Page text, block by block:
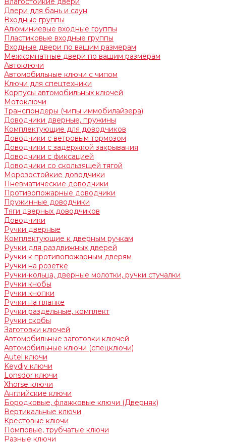
Двери для бань и саун
Входные группы
Алюминиевые входные группы
Пластиковые входные группы
Входные двери по вашим размерам
Межкомнатные двери по вашим размерам
Автоключи
Автомобильные ключи с чипом
Ключи для спецтехники
Корпусы автомобильных ключей
Мотоключи
Транспондеры (чипы иммобилайзера)
Доводчики дверные, пружины
Комплектующие для доводчиков
Доводчики с ветровым тормозом
Доводчики с задержкой закрывания
Доводчики с фиксацией
Доводчики со скользящей тягой
Морозостойкие доводчики
Пневматические доводчики
Противопожарные доводчики
Пружинные доводчики
Тяги дверных доводчиков
Доводчики
Ручки дверные
Комплектующие к дверным ручкам
Ручки для раздвижных дверей
Ручки к противопожарным дверям
Ручки на розетке
Ручки-кольца, дверные молотки, ручки стучалки
Ручки кнобы
Ручки кнопки
Ручки на планке
Ручки раздельные, комплект
Ручки скобы
Заготовки ключей
Автомобильные заготовки ключей
Автомобильные ключи (спецключи)
Autel ключи
Keydiy ключи
Lonsdor ключи
Xhorse ключи
Английские ключи
Бородковые, флажковые ключи (Дверняк)
Вертикальные ключи
Крестовые ключи
Помповые, трубчатые ключи
Разные ключи